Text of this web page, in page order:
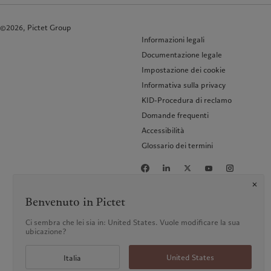
©2026, Pictet Group
Informazioni legali
Documentazione legale
Impostazione dei cookie
Informativa sulla privacy
KID-Procedura di reclamo
Domande frequenti
Accessibilità
Glossario dei termini
Benvenuto in Pictet
Ci sembra che lei sia in: United States. Vuole modificare la sua
ubicazione?
Italia United States